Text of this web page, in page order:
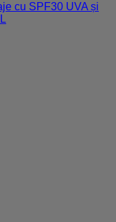
cu SPF30 UVA și